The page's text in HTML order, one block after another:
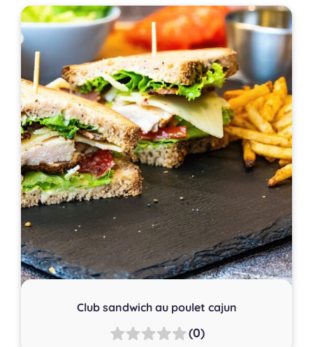
Club sandwich au poulet cajun
(0)